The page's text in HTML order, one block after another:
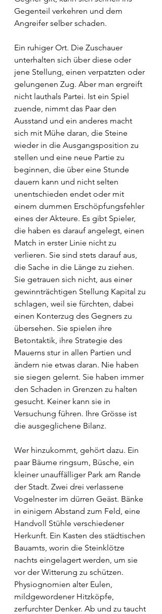
Gegenteil verkehren und dem
Angreifer selber schaden.
Ein ruhiger Ort. Die Zuschauer
unterhalten sich über diese oder
jene Stellung, einen verpatzten oder
gelungenen Zug. Aber man ergreift
nicht lauthals Partei. Ist ein Spiel
zuende, nimmt das Paar den
Ausstand und ein anderes macht
sich mit Mühe daran, die Steine
wieder in die Ausgangsposition zu
stellen und eine neue Partie zu
beginnen, die über eine Stunde
dauern kann und nicht selten
unentschieden endet oder mit
einem dummen Erschöpfungsfehler
eines der Akteure. Es gibt Spieler,
die haben es darauf angelegt, einen
Match in erster Linie nicht zu
verlieren. Sie sind stets darauf aus,
die Sache in die Länge zu ziehen.
Sie getrauen sich nicht, aus einer
gewinnträchtigen Stellung Kapital zu
schlagen, weil sie fürchten, dabei
einen Konterzug des Gegners zu
übersehen. Sie spielen ihre
Betontaktik, ihre Strategie des
Mauerns stur in allen Partien und
ändern nie etwas daran. Nie haben
sie siegen gelernt. Sie haben immer
den Schaden in Grenzen zu halten
gesucht. Keiner kann sie in
Versuchung führen. Ihre Grösse ist
die ausgeglichene Bilanz.
Wer hinzukommt, gehört dazu. Ein
paar Bäume ringsum, Büsche, ein
kleiner unauffälliger Park am Rande
der Stadt. Zwei drei verlassene
Vogelnester im dürren Geäst. Bänke
in einigem Abstand zum Feld, eine
Handvoll Stühle verschiedener
Herkunft. Ein Kasten des städtischen
Bauamts, worin die Steinklötze
nachts eingelagert werden, um sie
vor der Witterung zu schützen.
Physiognomien alter Eulen,
mildgewordener Hitzköpfe,
zerfurchter Denker. Ab und zu taucht